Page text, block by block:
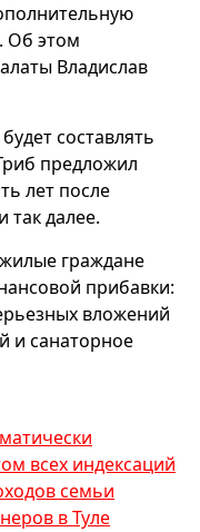
Об этом
Владислав
составлять
предложил
лет после
так далее.
граждане
прибавки:
вложений
и санаторное
всех индексаций
семьи
в Туле